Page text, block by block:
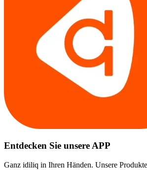
Entdecken Sie unsere APP
Ganz idiliq in Ihren Händen. Unsere